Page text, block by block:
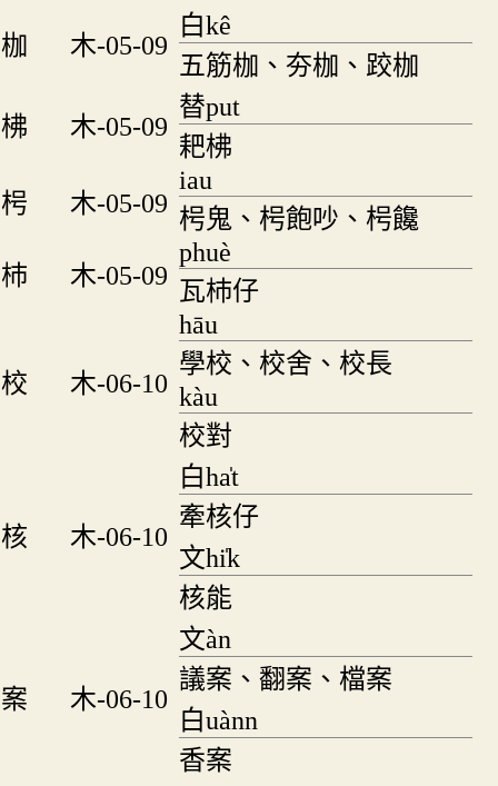
枷 木-05-09
白kê
五筋枷、夯枷、跤枷
柫 木-05-09
替put
耙柫
枵
木-05-09
iau
枵鬼、枵飽吵、枵饞
杮
木-05-09
phuè
瓦杮仔
校 木-06-10
hāu
學校、校舍、校長
kàu
校對
核 木-06-10
白ha̍t
牽核仔
文hi̍k
核能
案 木-06-10
文àn
議案、翻案、檔案
白uànn
香案